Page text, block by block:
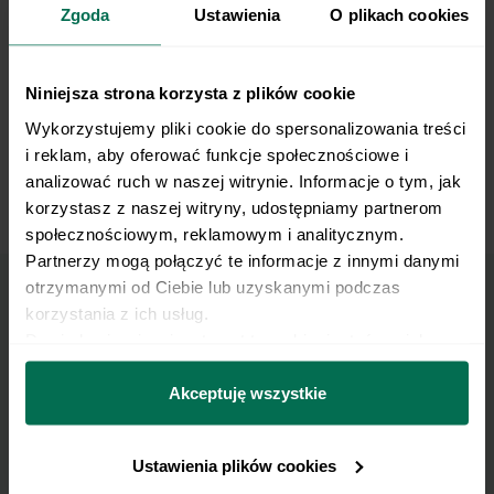
Zgoda Ustawienia O plikach cookies
Niniejsza strona korzysta z plików cookie
Wykorzystujemy pliki cookie do spersonalizowania treści
i reklam, aby oferować funkcje społecznościowe i
analizować ruch w naszej witrynie. Informacje o tym, jak
korzystasz z naszej witryny, udostępniamy partnerom
społecznościowym, reklamowym i analitycznym.
Partnerzy mogą połączyć te informacje z innymi danymi
otrzymanymi od Ciebie lub uzyskanymi podczas
korzystania z ich usług.
można się z nami skontaktować i w jaki sposób
przetwarzamy dane osobowe w ramach
prywatności.
Akceptuję wszystkie
Ustawienia plików cookies
TRX Inverted Lunge
Marzy Ci się osiągnięcie
płaskiego brzucha?
Pobierz zestaw 10 najskuteczniejszych ćwiczeń na